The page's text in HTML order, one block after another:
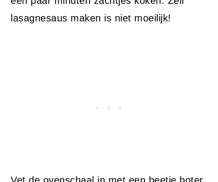
lasagnesaus maken is niet moeilijk!
Vet de ovenschaal in met een beetje boter